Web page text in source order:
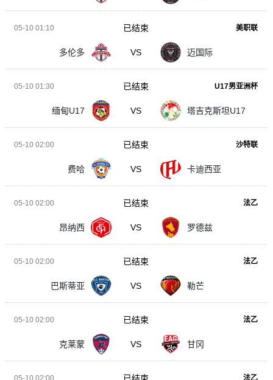
05-10 01:10 美职联
多伦多 VS 迈国际
已结束
05-10 01:30 U17男亚洲杯
缅甸U17 VS 塔吉克斯坦U17
已结束
05-10 02:00 沙特联
费哈 VS 卡迪西亚
已结束
05-10 02:00 法乙
昂纳西 VS 罗德兹
已结束
05-10 02:00 法乙
巴斯蒂亚 VS 勒芒
已结束
05-10 02:00 法乙
克莱蒙 VS 甘冈
已结束
05-10 02:00 法乙